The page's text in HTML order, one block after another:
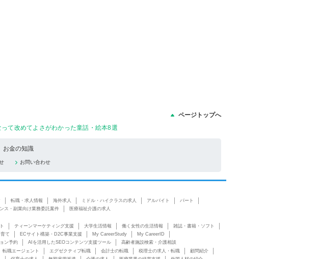
ページトップへ
て改めてよさがわかった童話・絵本8選
お金の知識
お問い合わせ
転職・求人情報 海外求人 ミドル・ハイクラスの求人 アルバイト
パート
ス・副業向け業務委託案件
医療福祉介護の求人
ティーンマーケティング支援 大学生活情報 働く女性の生活情報
雑誌・書籍・ソフト
て ECサイト構築・D2C事業支援 My CareerStudy
My CareerID
ン予約 AIを活用したSEOコンテンツ支援ツール
高齢者施設検索・介護相談
転職エージェント エグゼクティブ転職 会計士の転職 税理士の求人・転職
顧問紹介